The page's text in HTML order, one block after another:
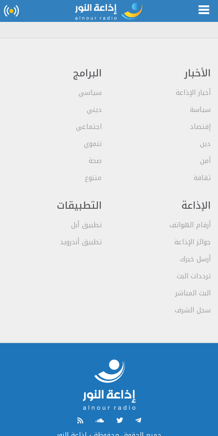
الأخبار
أخبار الإذاعة
سياسة
إقتصاد
دين
أمن
ثقافة
البرامج
سياسي
ديني
اجتماعي
تنموي
صحة
متنوع
الإذاعة
أرقام الهواتف
جوائز الإذاعة
أرسل خبرك
ترددات البث
البث المباشر
سجل الشرف
التطبيقات
تطبيق أبل
تطبيق أندرويد